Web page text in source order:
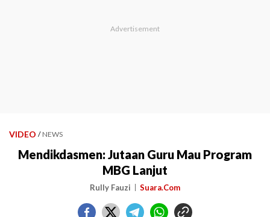
VIDEO / NEWS
Mendikdasmen: Jutaan Guru Mau Program
MBG Lanjut
Rully Fauzi Suara.Com